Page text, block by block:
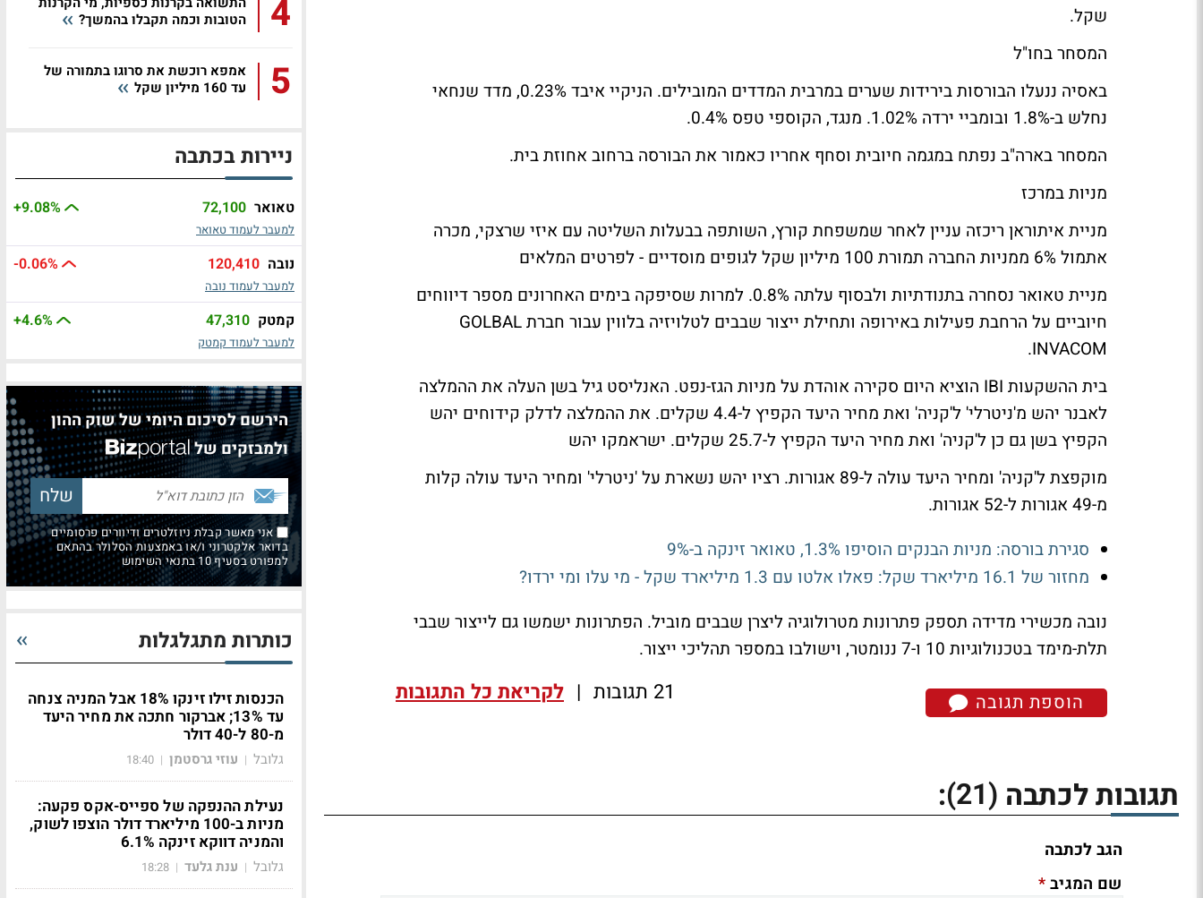
שקל.
המסחר בחו"ל
באסיה ננעלו הבורסות בירידות שערים במרבית המדדים המובילים. הניקיי איבד 0.23%, מדד שנחאי
נחלש ב-1.8% ובומביי ירדה 1.02%. מנגד, הקוספי טפס 0.4%.
המסחר בארה"ב נפתח במגמה חיובית וסחף אחריו כאמור את הבורסה ברחוב אחוזת בית.
מניות במרכז
מניית איתוראן ריכזה עניין לאחר שמשפחת קורץ, השותפה בבעלות השליטה עם איזי שרצקי, מכרה
אתמול 6% ממניות החברה תמורת 100 מיליון שקל לגופים מוסדיים -
לפרטים המלאים
מניית טאואר נסחרה בתנודתיות ולבסוף עלתה 0.8%. למרות שסיפקה בימים האחרונים מספר דיווחים
חיוביים על הרחבת פעילות באירופה ותחילת ייצור שבבים לטלויזיה בלווין עבור חברת GOLBAL
INVACOM.
בית ההשקעות IBI הוציא היום
סקירה אוהדת על מניות הגז-נפט. האנליסט גיל בשן העלה את ההמלצה
לאבנר יהש מ'ניטרלי' ל'קניה' ואת מחיר היעד הקפיץ ל-4.4 שקלים. את ההמלצה לדלק קידוחים יהש
הקפיץ בשן גם כן ל'קניה' ואת מחיר היעד הקפיץ ל-25.7 שקלים. ישראמקו יהש
מוקפצת ל'קניה' ומחיר היעד עולה ל-89 אגורות. רציו יהש נשארת על 'ניטרלי' ומחיר היעד עולה קלות
מ-49 אגורות ל-52 אגורות.
סגירת בורסה: מניות הבנקים הוסיפו 1.3%, טאואר זינקה ב-9%
מחזור של 16.1 מיליארד שקל: פאלו אלטו עם 1.3 מיליארד שקל - מי עלו ומי ירדו?
נובה מכשירי מדידה תספק פתרונות מטרולוגיה ליצרן שבבים מוביל. הפתרונות ישמשו גם לייצור שבבי
תלת-מימד בטכנולוגיות 10 ו-7 ננומטר, וישולבו במספר תהליכי ייצור.
הוספת תגובה 21 תגובות | לקריאת כל התגובות
תגובות לכתבה (21)
:
הגב לכתבה
שם המגיב*
4
הטובות וכמה תקבלו בהמשך?
5
אמפא רוכשת את סרוגו בתמורה של
עד 160 מיליון שקל
ניירות בכתבה
טאואר 72,100
+9.08%
למעבר לעמוד טאואר
נובה 120,410
-0.06%
למעבר לעמוד נובה
קמטק 47,310
+4.6%
למעבר לעמוד קמטק
הירשם לסיכום היומי של שוק ההון
ולמבזקים של
אני מאשר קבלת ניוזלטרים ודיוורים פרסומיים
בדואר אלקטרוני ו/או באמצעות הסלולר בהתאם
למפורט בסעיף 10 בתנאי השימוש
כותרות מתגלגלות
הכנסות זילו זינקו 18% אבל המניה צנחה
עד 13%; אברקור חתכה את מחיר היעד
מ-80 ל-40 דולר
גלובל | עוזי גרסטמן |
18:40
נעילת ההנפקה של ספייס-אקס פקעה:
מניות ב-100 מיליארד דולר הוצפו לשוק,
והמניה דווקא זינקה 6.1%
גלובל | ענת גלעד |
18:28